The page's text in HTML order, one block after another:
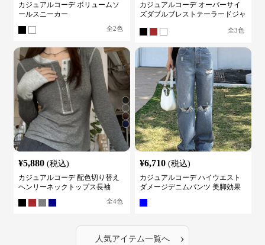
カジュアルコーデ ボリュームソ
ールスニーカー
全2色
カジュアルコーデ オーバーサイ
ズダブルブレストテーラードジャ
全3色
¥5,880 (税込)
カジュアルコーデ 配色切り替え
ヘンリーネックトップス長袖
全4色
¥6,710 (税込)
カジュアルコーデ ハイウエスト
ダメージデニムパンツ 美脚効果
人気アイテム一覧へ ›